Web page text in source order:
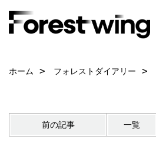
ホーム フォレストダイアリー
前の記事 一覧